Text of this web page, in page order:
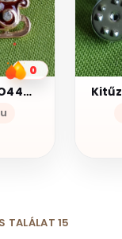
0
Kitűző bross BRO442 - Tűzzománcos szánkó karácsonyfával strasszkövekkel 18x29mm
TALÁLAT 15